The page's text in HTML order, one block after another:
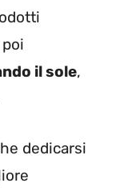
il sole,
dedicarsi